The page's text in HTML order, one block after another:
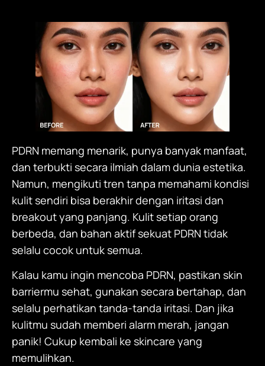
PDRN memang menarik, punya banyak manfaat,
dan terbukti secara ilmiah dalam dunia estetika.
Namun, mengikuti tren tanpa memahami kondisi
kulit sendiri bisa berakhir dengan iritasi dan
breakout yang panjang. Kulit setiap orang
berbeda, dan bahan aktif sekuat PDRN tidak
selalu cocok untuk semua.
Kalau kamu ingin mencoba PDRN, pastikan skin
barriermu sehat, gunakan secara bertahap, dan
selalu perhatikan tanda-tanda iritasi. Dan jika
kulitmu sudah memberi alarm merah, jangan
panik! Cukup kembali ke skincare yang
memulihkan.